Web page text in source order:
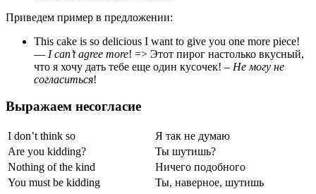
Приведем пример в предложении:
This cake is so delicious I want to give you one more piece!
— I can’t agree more! => Этот пирог настолько вкусный,
что я хочу дать тебе еще один кусочек! – Не могу не
согласиться!
Выражаем несогласие
I don’t think so
Я так не думаю
Are you kidding?
Ты шутишь?
Nothing of the kind
Ничего подобного
You must be kidding
Ты, наверное, шутишь